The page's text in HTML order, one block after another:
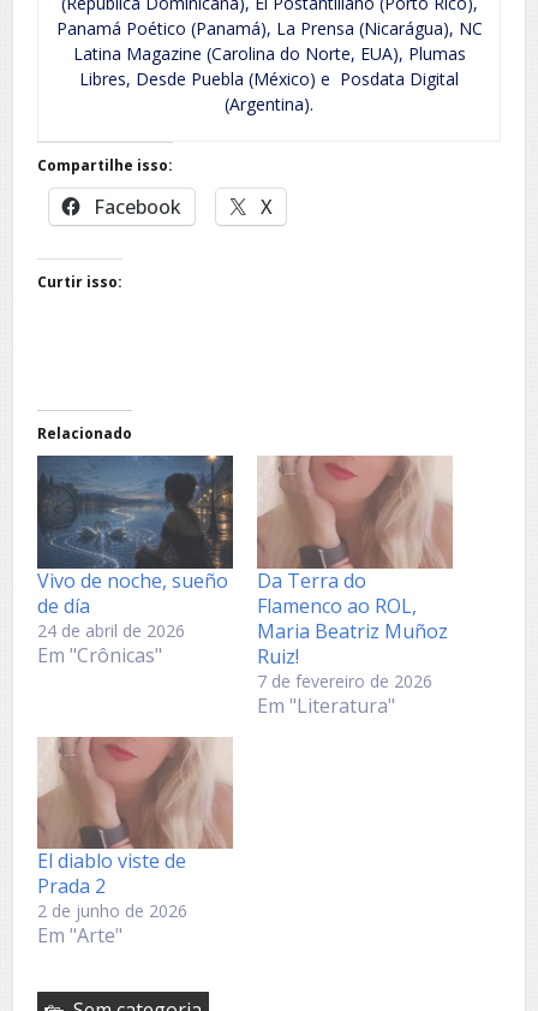
Panamá Poético (Panamá), La Prensa (Nicarágua), NC
Latina Magazine (Carolina do Norte, EUA), Plumas
Libres, Desde Puebla (México) e Posdata Digital
(Argentina).
Compartilhe isso:
Facebook X
Curtir isso:
Relacionado
Vivo de noche, sueño
de día
24 de abril de 2026
Em "Crônicas"
Da Terra do
Flamenco ao ROL,
Maria Beatriz Muñoz
Ruiz!
7 de fevereiro de 2026
Em "Literatura"
El diablo viste de
Prada 2
2 de junho de 2026
Em "Arte"